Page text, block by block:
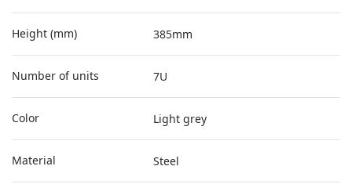
Height (mm) 385mm
Number of units 7U
Color Light grey
Material Steel